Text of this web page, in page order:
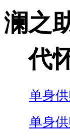
澜之
代
单身
单身